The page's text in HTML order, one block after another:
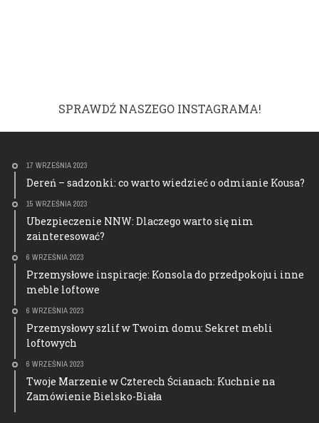
SPRAWDŹ NASZEGO INSTAGRAMA!
17 WRZEŚNIA 2023
Dereń – sadzonki: co warto wiedzieć o odmianie Kousa?
15 WRZEŚNIA 2023
Ubezpieczenie NNW: Dlaczego warto się nim
zainteresować?
6 WRZEŚNIA 2023
Przemysłowe inspiracje: Konsola do przedpokoju i inne
meble loftowe
6 WRZEŚNIA 2023
Przemysłowy szlif w Twoim domu: Sekret mebli
loftowych
6 WRZEŚNIA 2023
Twoje Marzenie w Czterech Ścianach: Kuchnie na
Zamówienie Bielsko-Biała